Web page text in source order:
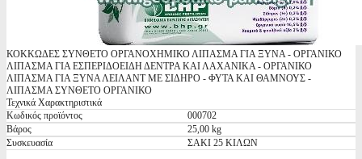
ΚΟΚΚΩΔΕΣ ΣΥΝΘΕΤΟ ΟΡΓΑΝΟΧΗΜΙΚΟ ΛΙΠΑΣΜΑ ΓΙΑ ΞΥΝΑ - ΟΡΓΑΝΙΚΟ
ΛΙΠΑΣΜΑ ΓΙΑ ΕΣΠΕΡΙΔΟΕΙΔΗ ΔΕΝΤΡΑ ΚΑΙ ΛΑΧΑΝΙΚΑ - ΟΡΓΑΝΙΚΟ
ΛΙΠΑΣΜΑ ΓΙΑ ΞΥΝΑ ΛΕΙΛΑΝΤ ΜΕ ΣΙΔΗΡΟ - ΦΥΤΑ ΚΑΙ ΘΑΜΝΟΥΣ -
ΛΙΠΑΣΜΑ ΣΥΝΘΕΤΟ ΟΡΓΑΝΙΚΟ
Τεχνικά Χαρακτηριστικά
Κωδικός προϊόντος
000702
Βάρος
25,00 kg
Συσκευασία
ΣΑΚΙ 25 ΚΙΛΩΝ